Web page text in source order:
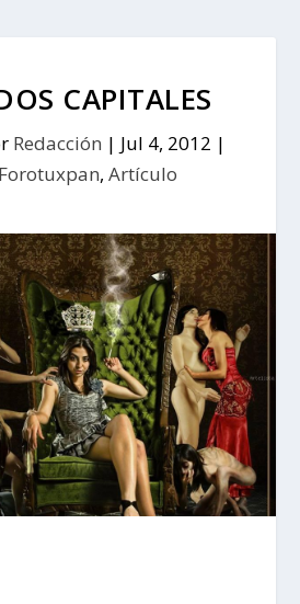
CAPITALES
Redacción | Jul 4, 2012 |
, Artículo